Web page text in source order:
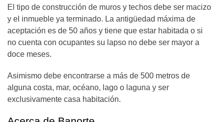
El tipo de construcción de muros y techos debe ser macizo
y el inmueble ya terminado. La antigüedad máxima de
aceptación es de 50 años y tiene que estar habitada o si
no cuenta con ocupantes su lapso no debe ser mayor a
doce meses.
Asimismo debe encontrarse a más de 500 metros de
alguna costa, mar, océano, lago o laguna y ser
exclusivamente casa habitación.